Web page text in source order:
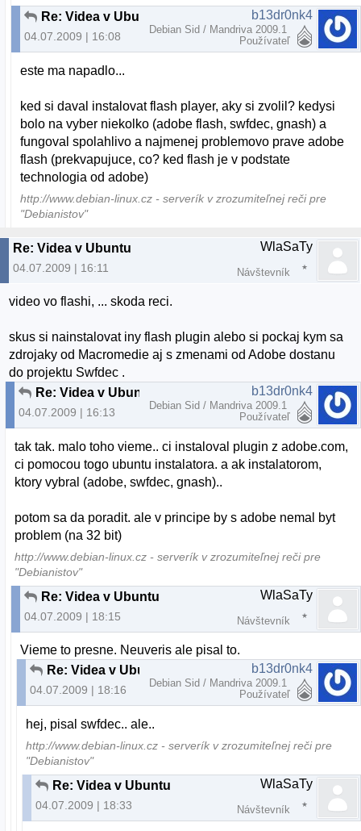
Re: Videa v Ubuntu
04.07.2009 | 16:08
b13dr0nk4
Debian Sid / Mandriva 2009.1
Používateľ
este ma napadlo...
ked si daval instalovat flash player, aky si zvolil? kedysi
bolo na vyber niekolko (adobe flash, swfdec, gnash) a
fungoval spolahlivo a najmenej problemovo prave adobe
flash (prekvapujuce, co? ked flash je v podstate
technologia od adobe)
http://www.debian-linux.cz - serverík v zrozumiteľnej reči pre
"Debianistov"
Re: Videa v Ubuntu
04.07.2009 | 16:11
WlaSaTy
Návštevník
video vo flashi, ... skoda reci.
skus si nainstalovat iny flash plugin alebo si pockaj kym sa
zdrojaky od Macromedie aj s zmenami od Adobe dostanu
do projektu Swfdec .
Re: Videa v Ubuntu
04.07.2009 | 16:13
b13dr0nk4
Debian Sid / Mandriva 2009.1
Používateľ
tak tak. malo toho vieme.. ci instaloval plugin z adobe.com,
ci pomocou togo ubuntu instalatora. a ak instalatorom,
ktory vybral (adobe, swfdec, gnash)..
potom sa da poradit. ale v principe by s adobe nemal byt
problem (na 32 bit)
http://www.debian-linux.cz - serverík v zrozumiteľnej reči pre
"Debianistov"
Re: Videa v Ubuntu
04.07.2009 | 18:15
WlaSaTy
Návštevník
Vieme to presne. Neuveris ale pisal to.
Re: Videa v Ubuntu
04.07.2009 | 18:16
b13dr0nk4
Debian Sid / Mandriva 2009.1
Používateľ
hej, pisal swfdec.. ale..
http://www.debian-linux.cz - serverík v zrozumiteľnej reči pre
"Debianistov"
Re: Videa v Ubuntu
04.07.2009 | 18:33
WlaSaTy
Návštevník